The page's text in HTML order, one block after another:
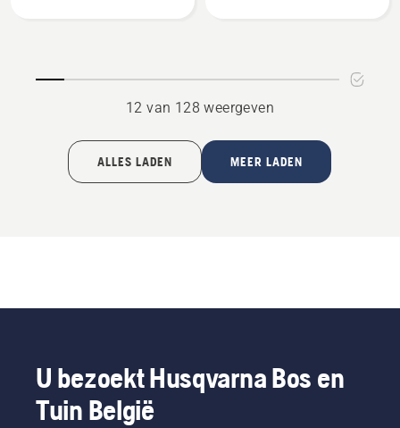
12 van 128 weergeven
ALLES LADEN MEER LADEN
U bezoekt Husqvarna Bos en
Tuin België